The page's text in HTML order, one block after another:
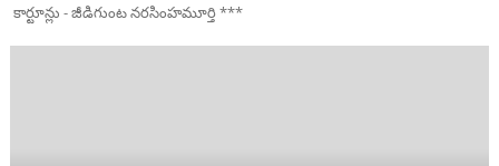
కార్టూన్లు - జీడిగుంట నరసింహమూర్తి ***